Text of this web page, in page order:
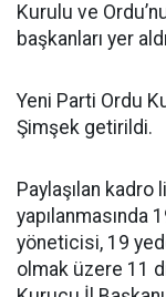
Kurulu ve
başkanları yer
Yeni Parti Ordu
Şimşek getirildi.
Paylaşılan
yapılanmasında
yöneticisi, 19
olmak üzere 11